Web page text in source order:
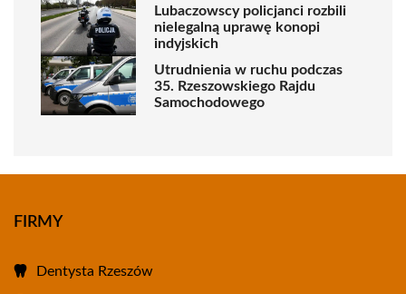
Lubaczowscy policjanci rozbili
nielegalną uprawę konopi
indyjskich
Utrudnienia w ruchu podczas
35. Rzeszowskiego Rajdu
Samochodowego
FIRMY
Dentysta Rzeszów